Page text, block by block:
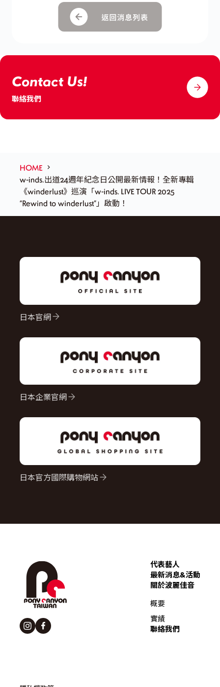
Contact Us!
聯絡我們
HOME
w-inds.出道24週年紀念日公開最新情報！全新專輯
《winderlust》巡演「w-inds. LIVE TOUR 2025
“Rewind to winderlust”」啟動！
日本官網
日本企業官網
日本官方國際購物網站
代表藝人
最新消息&活動
關於波麗佳音
概要
實績
聯絡我們